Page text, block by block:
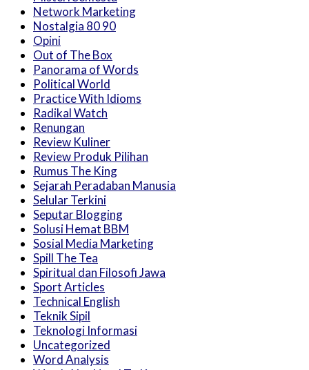
Network Marketing
Nostalgia 80 90
Opini
Out of The Box
Panorama of Words
Political World
Practice With Idioms
Radikal Watch
Renungan
Review Kuliner
Review Produk Pilihan
Rumus The King
Sejarah Peradaban Manusia
Selular Terkini
Seputar Blogging
Solusi Hemat BBM
Sosial Media Marketing
Spill The Tea
Spiritual dan Filosofi Jawa
Sport Articles
Technical English
Teknik Sipil
Teknologi Informasi
Uncategorized
Word Analysis